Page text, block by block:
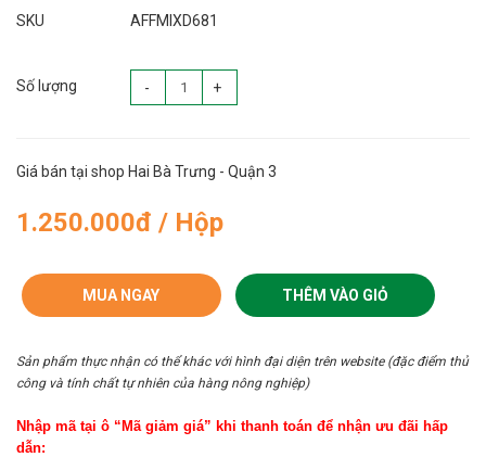
SKU AFFMIXD681
Số lượng - +
Giá bán tại shop Hai Bà Trưng - Quận 3
1.250.000đ / Hộp
MUA NGAY THÊM VÀO GIỎ
Sản phẩm thực nhận có thể khác với hình đại diện trên website (đặc điểm thủ
công và tính chất tự nhiên của hàng nông nghiệp)
Nhập mã tại ô “Mã giảm giá” khi thanh toán để nhận ưu đãi hấp
dẫn: